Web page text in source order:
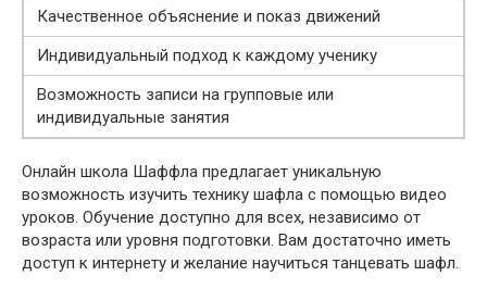
Качественное объяснение и показ движений
Индивидуальный подход к каждому ученику
Возможность записи на групповые или
индивидуальные занятия
Онлайн школа Шаффла предлагает уникальную
возможность изучить технику шафла с помощью видео
уроков. Обучение доступно для всех, независимо от
возраста или уровня подготовки. Вам достаточно иметь
доступ к интернету и желание научиться танцевать шафл.